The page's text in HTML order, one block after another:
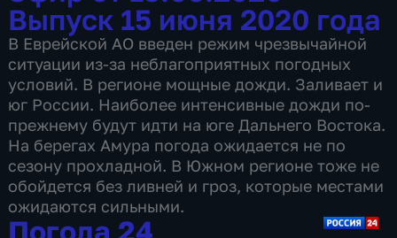
Выпуск 15 июня 2020 года
В Еврейской АО введен режим чрезвычайной
ситуации из-за неблагоприятных погодных
условий. В регионе мощные дожди. Заливает и
юг России. Наиболее интенсивные дожди по-
прежнему будут идти на юге Дальнего Востока.
На берегах Амура погода ожидается не по
сезону прохладной. В Южном регионе тоже не
обойдется без ливней и гроз, которые местами
ожидаются сильными.
Погода 24